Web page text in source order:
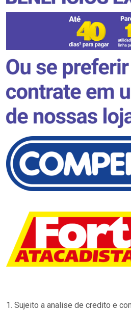
1. Sujeito a analise de credito e